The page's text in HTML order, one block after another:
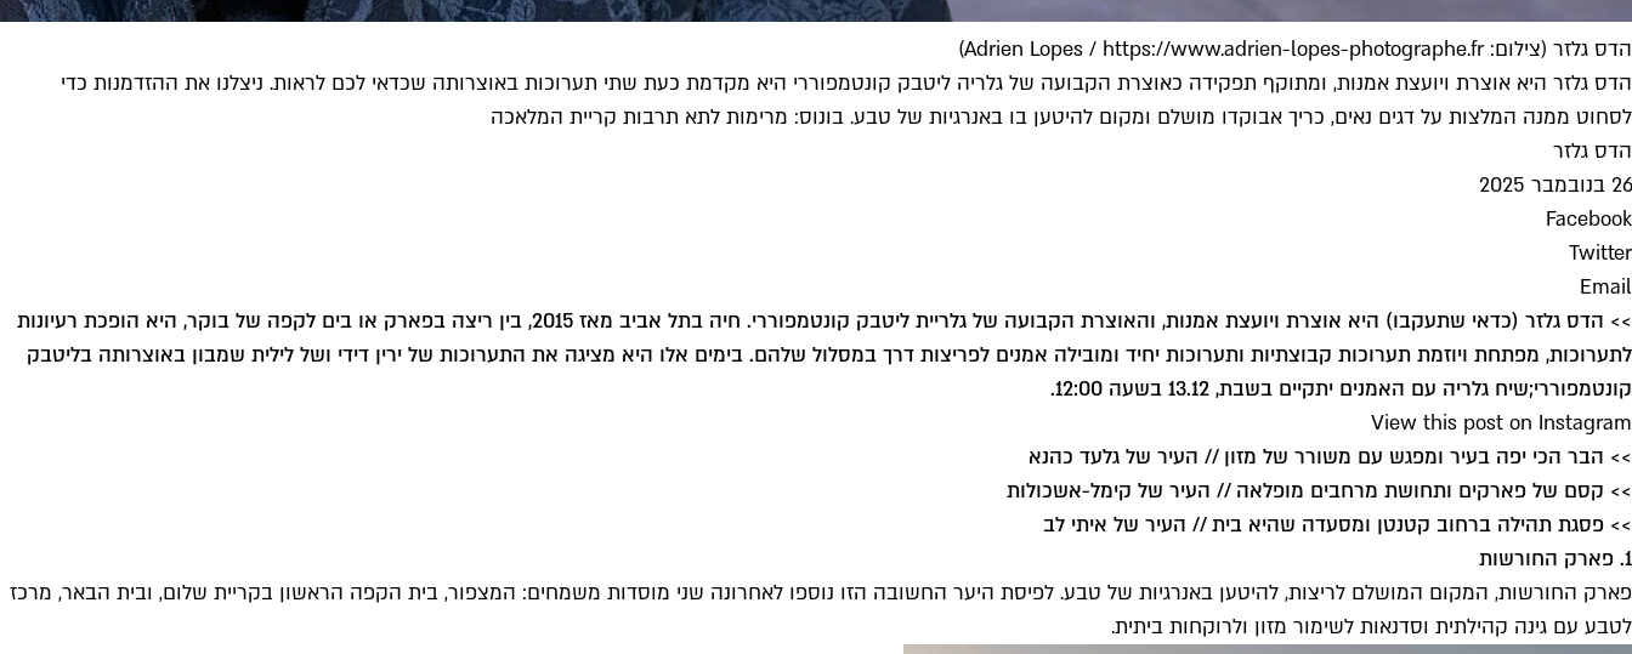
הדס גלזר (צילום: Adrien Lopes / https://www.adrien-lopes-photographe.fr)
הדס גלזר היא אוצרת ויועצת אמנות, ומתוקף תפקידה כאוצרת הקבועה של גלריה ליטבק קונטמפוררי היא מקדמת כעת שתי תערוכות באוצרותה שכדאי לכם לראות. ניצלנו את ההזדמנות כדי
לסחוט ממנה המלצות על דגים נאים, כריך אבוקדו מושלם ומקום להיטען בו באנרגיות של טבע. בונוס: מרימות לתא תרבות קריית המלאכה
הדס גלזר
26 בנובמבר 2025
Facebook
Twitter
Email
>> הדס גלזר (כדאי שתעקבו
) היא אוצרת ויועצת אמנות, והאוצרת הקבועה של גלריית ליטבק קונטמפוררי. חיה בתל אביב מאז 2015, בין ריצה בפארק או בים לקפה של בוקר, היא הופכת רעיונות
לתערוכות, מפתחת ויוזמת תערוכות קבוצתיות ותערוכות יחיד ומובילה אמנים לפריצות דרך במסלול שלהם. בימים אלו היא מציגה את התערוכות של ירין דידי ושל לילית שמבון באוצרותה בליטבק
קונטמפוררי;שיח גלריה עם האמנים יתקיים בשבת, 13.12 בשעה 12:00
.
View this post on Instagram
>> הבר הכי יפה בעיר ומפגש עם משורר של מזון // העיר של גלעד כהנא
>> קסם של פארקים ותחושת מרחבים מופלאה // העיר של קימל-אשכולות
>> פסגת תהילה ברחוב קטנטן ומסעדה שהיא בית // העיר של איתי לב
1. פארק החורשות
פארק החורשות, המקום המושלם לריצות, להיטען באנרגיות של טבע. לפיסת היער החשובה הזו נוספו לאחרונה שני מוסדות משמחים: המצפור, בית הקפה הראשון בקריית שלום, ובית הבאר, מרכז
לטבע עם גינה קהילתית וסדנאות לשימור מזון ולרוקחות ביתית.